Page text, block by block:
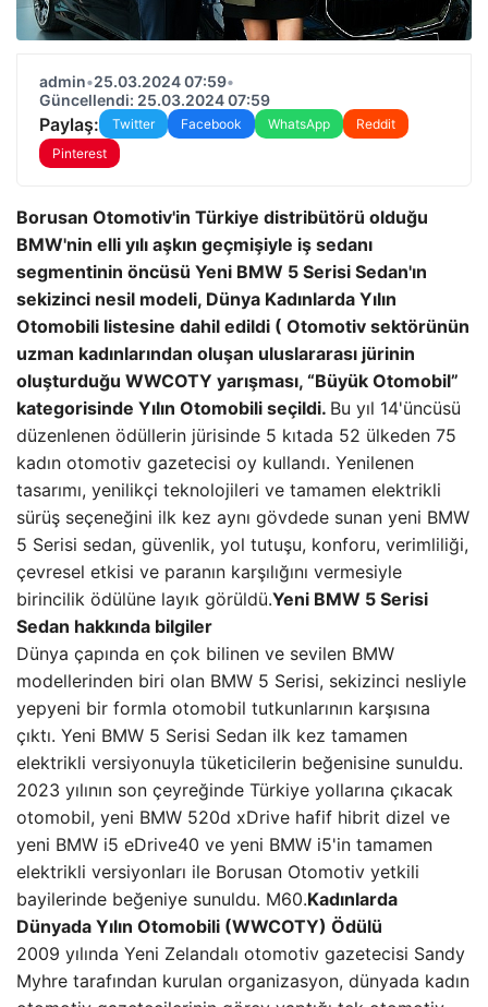
admin•25.03.2024 07:59•
Güncellendi: 25.03.2024 07:59
Paylaş: Twitter Facebook WhatsApp
Reddit
Pinterest
Borusan Otomotiv'in Türkiye distribütörü olduğu
BMW'nin elli yılı aşkın geçmişiyle iş sedanı
segmentinin öncüsü Yeni BMW 5 Serisi Sedan'ın
sekizinci nesil modeli, Dünya Kadınlarda Yılın
Otomobili listesine dahil edildi ( Otomotiv sektörünün
uzman kadınlarından oluşan uluslararası jürinin
oluşturduğu WWCOTY yarışması, “Büyük Otomobil”
kategorisinde Yılın Otomobili seçildi. Bu yıl 14'üncüsü
düzenlenen ödüllerin jürisinde 5 kıtada 52 ülkeden 75
kadın otomotiv gazetecisi oy kullandı. Yenilenen
tasarımı, yenilikçi teknolojileri ve tamamen elektrikli
sürüş seçeneğini ilk kez aynı gövdede sunan yeni BMW
5 Serisi sedan, güvenlik, yol tutuşu, konforu, verimliliği,
çevresel etkisi ve paranın karşılığını vermesiyle
birincilik ödülüne layık görüldü.Yeni BMW 5 Serisi
Sedan hakkında bilgiler
Dünya çapında en çok bilinen ve sevilen BMW
modellerinden biri olan BMW 5 Serisi, sekizinci nesliyle
yepyeni bir formla otomobil tutkunlarının karşısına
çıktı. Yeni BMW 5 Serisi Sedan ilk kez tamamen
elektrikli versiyonuyla tüketicilerin beğenisine sunuldu.
2023 yılının son çeyreğinde Türkiye yollarına çıkacak
otomobil, yeni BMW 520d xDrive hafif hibrit dizel ve
yeni BMW i5 eDrive40 ve yeni BMW i5'in tamamen
elektrikli versiyonları ile Borusan Otomotiv yetkili
bayilerinde beğeniye sunuldu. M60.Kadınlarda
Dünyada Yılın Otomobili (WWCOTY) Ödülü
2009 yılında Yeni Zelandalı otomotiv gazetecisi Sandy
Myhre tarafından kurulan organizasyon, dünyada kadın